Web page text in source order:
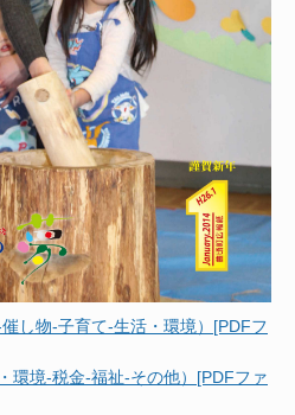
し物-子育て-生活・環境）[PDFフ
環境-税金-福祉-その他）[PDFファ